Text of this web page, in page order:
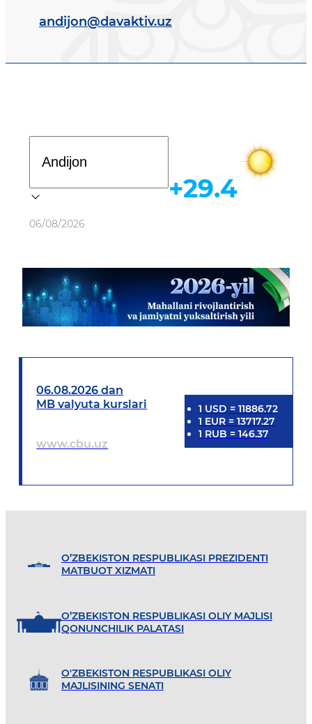
andijon@davaktiv.uz
Ob-havo
06/08/2026
+29.4
06.08.2026 dan
MB valyuta kurslari
www.cbu.uz
1 USD = 11886.72
1 EUR= 13717.27
1 RUB = 146.37
O’ZBEKISTON RESPUBLIKASI PREZIDENTI
MATBUOT XIZMATI
O’ZBEKISTON RESPUBLIKASI OLIY MAJLISI
QONUNCHILIK PALATASI
O'ZBEKISTON RESPUBLIKASI OLIY
MAJLISINING SENATI